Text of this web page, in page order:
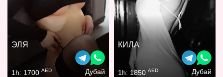
ЭЛЯ
1h: 1700 AED Дубай
КИЛА
1h: 1850 AED Дубай